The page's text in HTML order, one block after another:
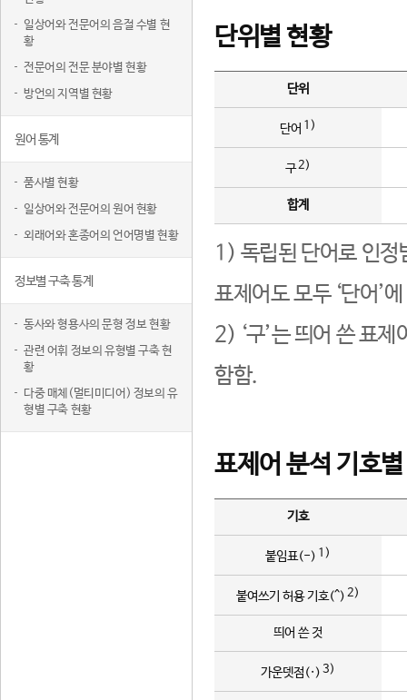
일상어와 전문어의 음절 수별 현
황
전문어의 전문 분야별 현황
방언의 지역별 현황
원어 통계
품사별 현황
일상어와 전문어의 원어 현황
외래어와 혼종어의 언어명별 현황
정보별 구축 통계
동사와 형용사의 문형 정보 현황
관련 어휘 정보의 유형별 구축 현
황
다중 매체(멀티미디어) 정보의 유
형별 구축 현황
단위별 현황
단위
단어 1)
구2)
합계
1) 독립된 단어로 인정
표제어도 모두 ‘단어’
2) ‘구’는 띄어 쓴 표
함함.
표제어 분석 기호
기호
붙임표(-) 1)
붙여쓰기 허용 기호(^) 2)
띄어 쓴 것
가운뎃점(·) 3)